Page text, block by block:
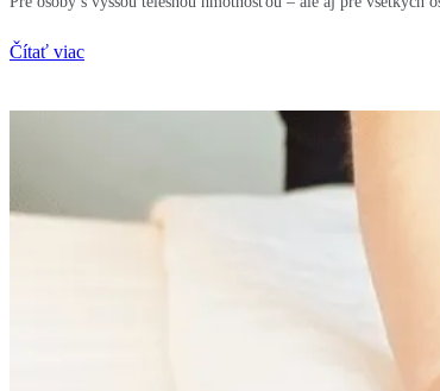
Čítať viac